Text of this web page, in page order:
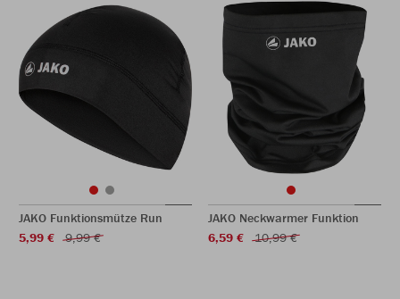
JAKO Funktionsmütze Run
5,99 €
9,99 €
JAKO Neckwarmer Funktion
6,59 €
10,99 €